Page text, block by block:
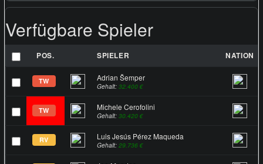
Verfügbare Spieler
POS. SPIELER NATION
TW Adrian Šemper
Gehalt: 32.400 €
TW Michele Cerofolini
Gehalt: 30.420 €
RV Luis Jesús Pérez Maqueda
Gehalt: 29.736 €